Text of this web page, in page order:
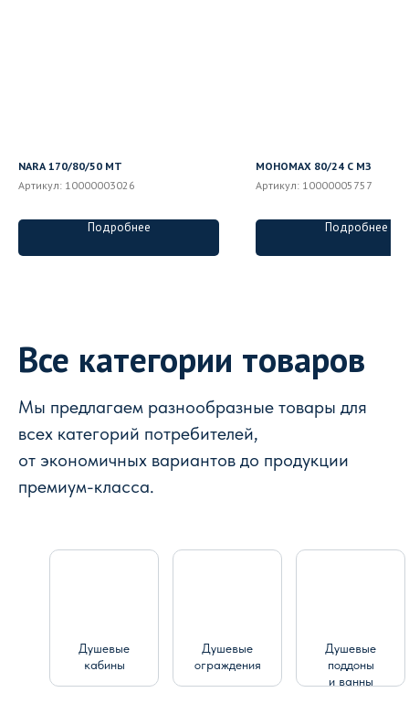
NARA 170/80/50 MT
Артикул: 10000003026
Подробнее
МОНОМАХ 80/24 С МЗ
Артикул: 10000005757
Подробнее
Все категории товаров
Мы предлагаем разнообразные товары для
всех категорий потребителей,
от экономичных вариантов до продукции
премиум-класса.
Душевые
кабины
Душевые
ограждения
Душевые
поддоны
и ванны